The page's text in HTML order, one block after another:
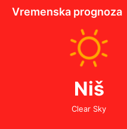
Vremenska prognoza
Niš
Clear Sky